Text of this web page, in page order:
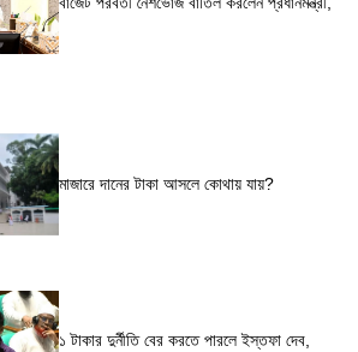
মাজারে দানের টাকা আসলে কোথায় যায়?
১ টাকার দুর্নীতি বের করতে পারলে ইস্তফা দেব,